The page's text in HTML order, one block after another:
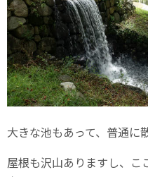
大きな池もあって、普通に
屋根も沢山ありますし、こ